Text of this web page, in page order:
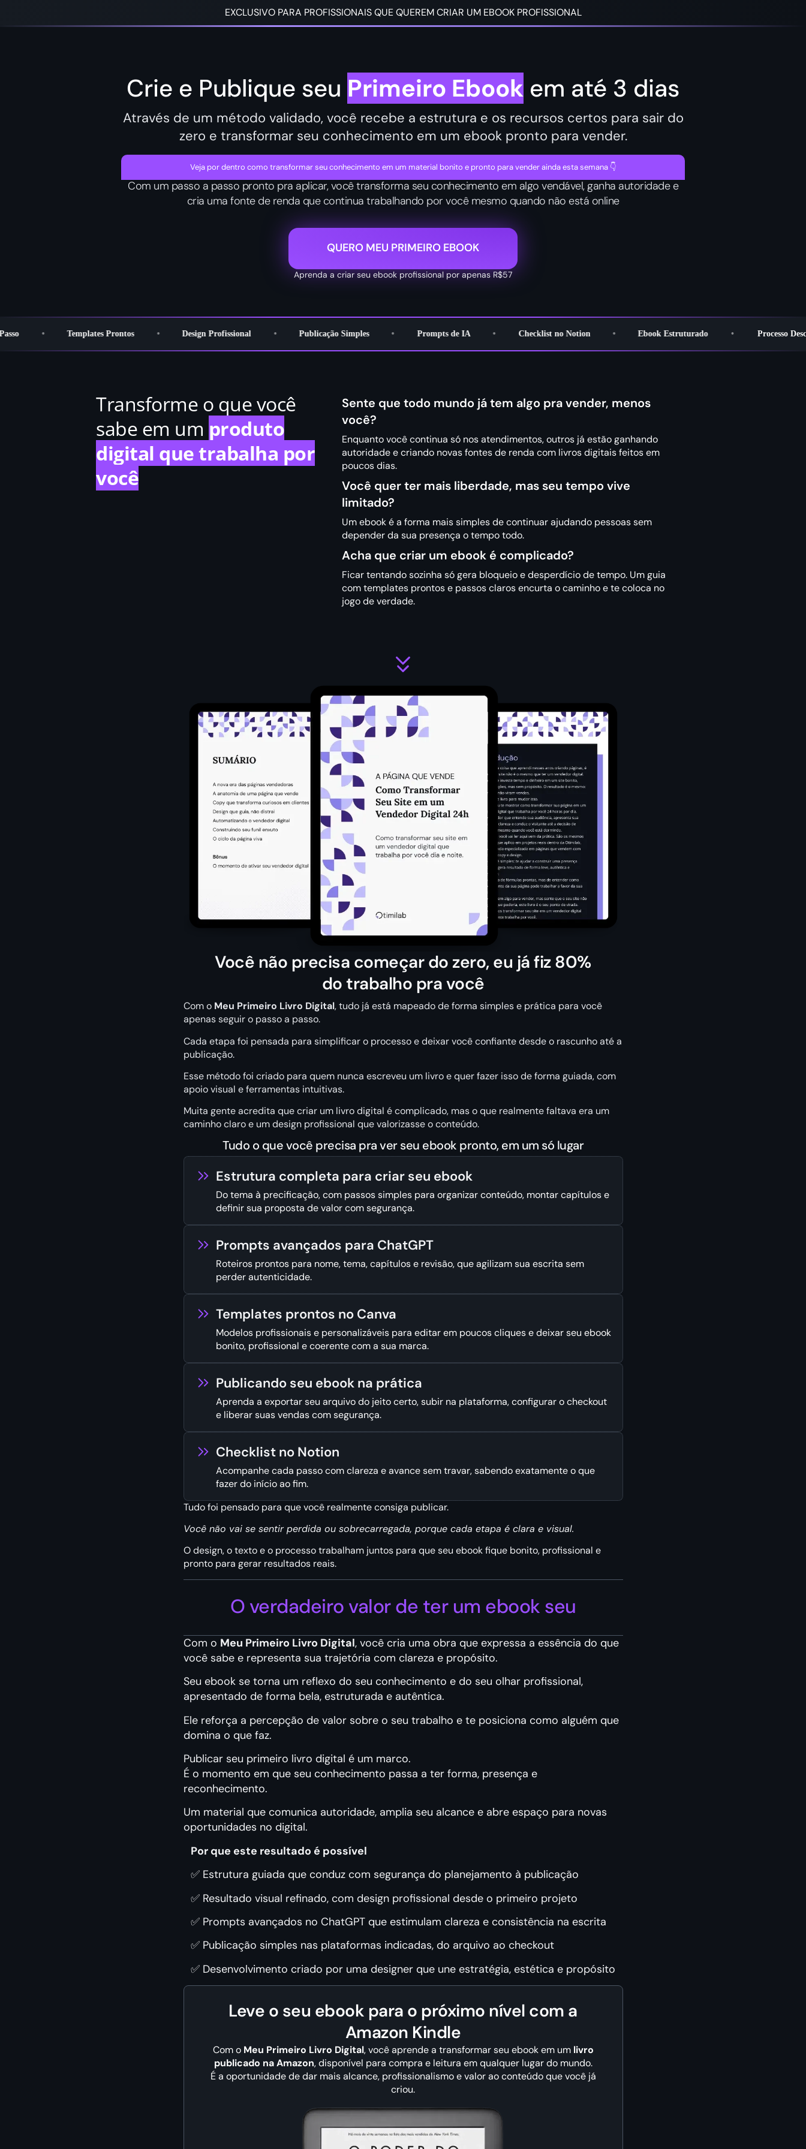
EXCLUSIVO PARA PROFISSIONAIS QUE QUEREM CRIAR UM EBOOK PROFISSIONAL
Crie e Publique seu Primeiro Ebook em até 3 dias
Através de um método validado, você recebe a estrutura e os recursos certos para sair do
zero e transformar seu conhecimento em um ebook pronto para vender.
Veja por dentro como transformar seu conhecimento em um material bonito e pronto para vender ainda esta semana 👇
Com um passo a passo pronto pra aplicar, você transforma seu conhecimento em algo vendável, ganha autoridade e
cria uma fonte de renda que continua trabalhando por você mesmo quando não está online
QUERO MEU PRIMEIRO EBOOK
Aprenda a criar seu ebook profissional por apenas R$57
Templates Prontos Design Profissional Publicação Simples Prompts de IA Checklist no Notion Ebook Estruturado Processo
Transforme o que você
sabe em um produto
digital que trabalha por
você
Sente que todo mundo já tem algo pra vender, menos
você?
Enquanto você continua só nos atendimentos, outros já estão ganhando
autoridade e criando novas fontes de renda com livros digitais feitos em
poucos dias.
Você quer ter mais liberdade, mas seu tempo vive
limitado?
Um ebook é a forma mais simples de continuar ajudando pessoas sem
depender da sua presença o tempo todo.
Acha que criar um ebook é complicado?
Ficar tentando sozinha só gera bloqueio e desperdício de tempo. Um guia
com templates prontos e passos claros encurta o caminho e te coloca no
jogo de verdade.
Você não precisa começar do zero, eu já fiz 80%
do trabalho pra você
Com o Meu Primeiro Livro Digital, tudo já está mapeado de forma simples e prática para você
apenas seguir o passo a passo.
Cada etapa foi pensada para simplificar o processo e deixar você confiante desde o rascunho até a
publicação.
Esse método foi criado para quem nunca escreveu um livro e quer fazer isso de forma guiada, com
apoio visual e ferramentas intuitivas.
Muita gente acredita que criar um livro digital é complicado, mas o que realmente faltava era um
caminho claro e um design profissional que valorizasse o conteúdo.
Tudo o que você precisa pra ver seu ebook pronto, em um só lugar
Estrutura completa para criar seu ebook
Do tema à precificação, com passos simples para organizar conteúdo, montar capítulos e
definir sua proposta de valor com segurança.
Prompts avançados para ChatGPT
Roteiros prontos para nome, tema, capítulos e revisão, que agilizam sua escrita sem
perder autenticidade.
Templates prontos no Canva
Modelos profissionais e personalizáveis para editar em poucos cliques e deixar seu ebook
bonito, profissional e coerente com a sua marca.
Publicando seu ebook na prática
Aprenda a exportar seu arquivo do jeito certo, subir na plataforma, configurar o checkout
e liberar suas vendas com segurança.
Checklist no Notion
Acompanhe cada passo com clareza e avance sem travar, sabendo exatamente o que
fazer do início ao fim.
Tudo foi pensado para que você realmente consiga publicar.
Você não vai se sentir perdida ou sobrecarregada, porque cada etapa é clara e visual.
O design, o texto e o processo trabalham juntos para que seu ebook fique bonito, profissional e
pronto para gerar resultados reais.
O verdadeiro valor de ter um ebook seu
Com o Meu Primeiro Livro Digital, você cria uma obra que expressa a essência do que
você sabe e representa sua trajetória com clareza e propósito.
Seu ebook se torna um reflexo do seu conhecimento e do seu olhar profissional,
apresentado de forma bela, estruturada e autêntica.
Ele reforça a percepção de valor sobre o seu trabalho e te posiciona como alguém que
domina o que faz.
Publicar seu primeiro livro digital é um marco.
É o momento em que seu conhecimento passa a ter forma, presença e
reconhecimento.
Um material que comunica autoridade, amplia seu alcance e abre espaço para novas
oportunidades no digital.
Por que este resultado é possível
✅ Estrutura guiada que conduz com segurança do planejamento à publicação
✅ Resultado visual refinado, com design profissional desde o primeiro projeto
✅ Prompts avançados no ChatGPT que estimulam clareza e consistência na escrita
✅ Publicação simples nas plataformas indicadas, do arquivo ao checkout
✅ Desenvolvimento criado por uma designer que une estratégia, estética e propósito
Leve o seu ebook para o próximo nível com a
Amazon Kindle
Com o Meu Primeiro Livro Digital, você aprende a transformar seu ebook em um livro
publicado na Amazon, disponível para compra e leitura em qualquer lugar do mundo.
É a oportunidade de dar mais alcance, profissionalismo e valor ao conteúdo que você já
criou.